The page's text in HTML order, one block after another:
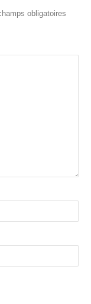
obligatoires